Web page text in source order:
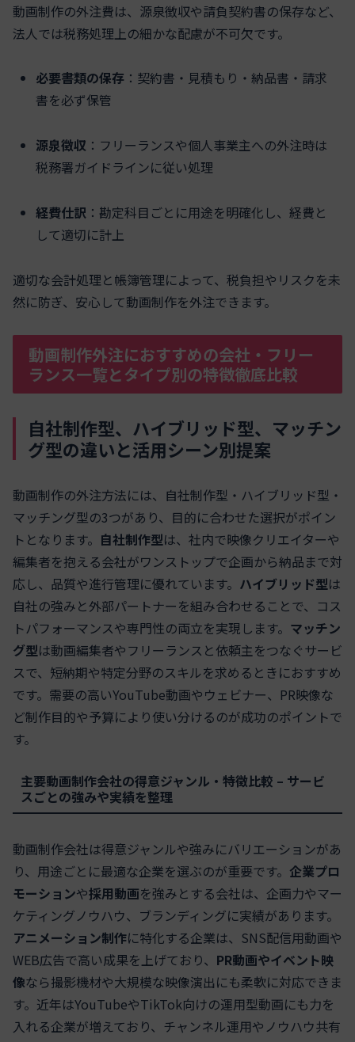
動画制作の外注費は、源泉徴収や請負契約書の保存など、
法人では税務処理上の細かな配慮が不可欠です。
必要書類の保存 ：契約書・見積もり・納品書・請求
書を必ず保管
源泉徴収 ：フリーランスや個人事業主への外注時は
税務署ガイドラインに従い処理
経費仕訳 ：勘定科目ごとに用途を明確化し、経費と
して適切に計上
適切な会計処理と帳簿管理によって、税負担やリスクを未
然に防ぎ、安心して動画制作を外注できます。
動画制作外注におすすめの会社・フリー
ランス一覧とタイプ別の特徴徹底比較
自社制作型、ハイブリッド型、マッチン
グ型の違いと活用シーン別提案
動画制作の外注方法には、自社制作型・ハイブリッド型・
マッチング型の3つがあり、目的に合わせた選択がポイン
トとなります。 自社制作型は、社内で映像クリエイターや
編集者を抱える会社がワンストップで企画から納品まで対
応し、品質や進行管理に優れています。 ハイブリッド型は
自社の強みと外部パートナーを組み合わせることで、コス
トパフォーマンスや専門性の両立を実現します。 マッチン
グ型は動画編集者やフリーランスと依頼主をつなぐサービ
スで、短納期や特定分野のスキルを求めるときにおすすめ
です。需要の高いYouTube動画やウェビナー、PR映像な
ど制作目的や予算により使い分けるのが成功のポイントで
す。
主要動画制作会社の得意ジャンル・特徴比較 – サービ
スごとの強みや実績を整理
動画制作会社は得意ジャンルや強みにバリエーションがあ
り、用途ごとに最適な企業を選ぶのが重要です。 企業プロ
モーションや採用動画を強みとする会社は、企画力やマー
ケティングノウハウ、ブランディングに実績があります。
アニメーション制作に特化する企業は、SNS配信用動画や
WEB広告で高い成果を上げており、 PR動画やイベント映
像なら撮影機材や大規模な映像演出にも柔軟に対応できま
す。近年はYouTubeやTikTok向けの運用型動画にも力を
入れる企業が増えており、チャンネル運用やノウハウ共有